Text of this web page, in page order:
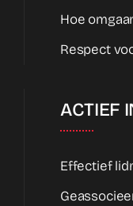
Hoe
Respect
ACTIEF
Effectief